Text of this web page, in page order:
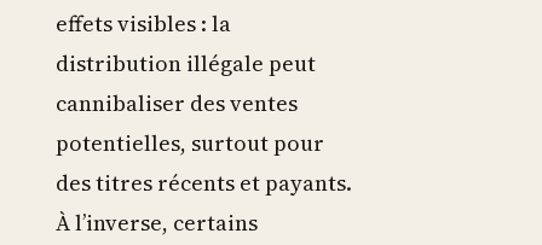
effets visibles : la
distribution illégale peut
cannibaliser des ventes
potentielles, surtout pour
des titres récents et payants.
À l’inverse, certains